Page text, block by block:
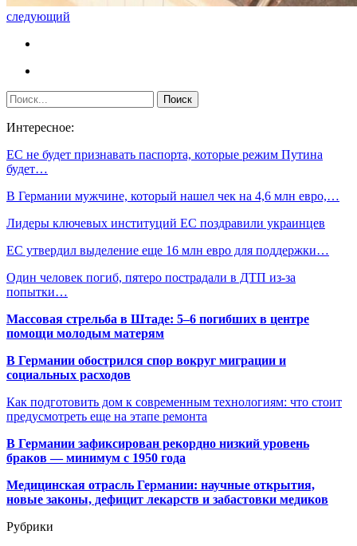
следующий
Интересное:
ЕС не будет признавать паспорта, которые режим Путина
будет…
В Германии мужчине, который нашел чек на 4,6 млн евро,…
Лидеры ключевых институций ЕС поздравили украинцев
ЕС утвердил выделение еще 16 млн евро для поддержки…
Один человек погиб, пятеро пострадали в ДТП из-за
попытки…
Массовая стрельба в Штаде: 5–6 погибших в центре
помощи молодым матерям
В Германии обострился спор вокруг миграции и
социальных расходов
Как подготовить дом к современным технологиям: что стоит
предусмотреть еще на этапе ремонта
В Германии зафиксирован рекордно низкий уровень
браков — минимум с 1950 года
Медицинская отрасль Германии: научные открытия,
новые законы, дефицит лекарств и забастовки медиков
Рубрики